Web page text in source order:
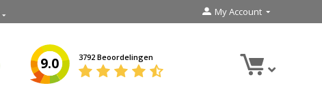
My Account
9.0 3792 Beoordelingen